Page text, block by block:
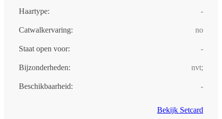
Haartype: -
Catwalkervaring: no
Staat open voor: -
Bijzonderheden: nvt;
Beschikbaarheid: -
Bekijk Setcard